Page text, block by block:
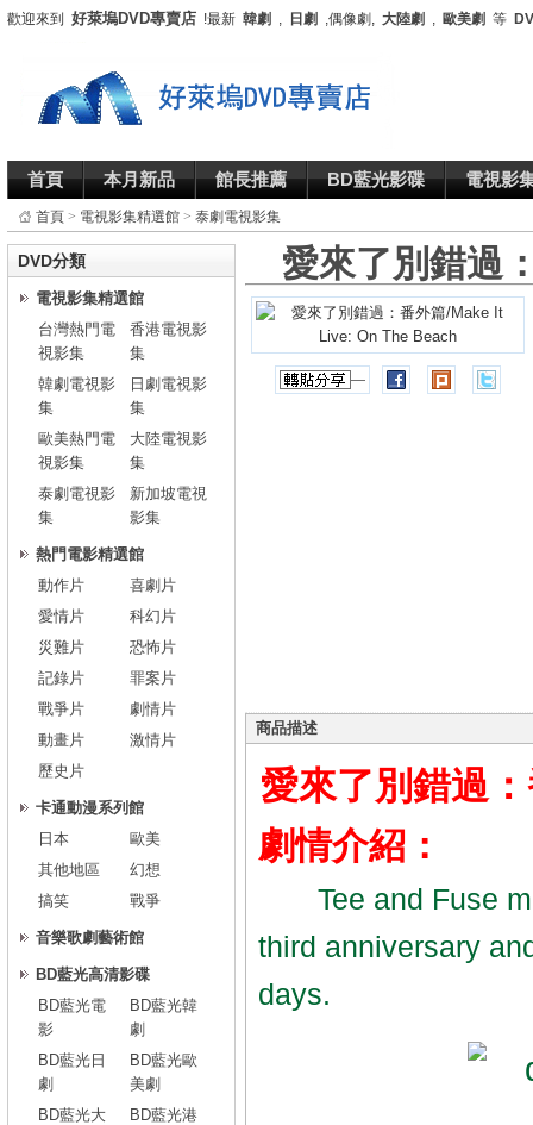
歡迎來到 好萊塢DVD專賣店 !最新 韓劇 , 日劇 ,偶像劇, 大陸劇 , 歐美劇 等
首頁 本月新品 館長推薦 BD藍光影碟 電視影
首頁 > 電視影集精選館 > 泰劇電視影集
愛來了別錯過
商品描述
愛來了別錯過
劇情介紹：
Tee and Fuse
third anniversary
days.
DVD分類
電視影集精選館
台灣熱門電
視影集
香港電視影
集
韓劇電視影
集
日劇電視影
集
歐美熱門電
視影集
大陸電視影
集
泰劇電視影
集
新加坡電視
影集
熱門電影精選館
動作片
喜劇片
愛情片
科幻片
災難片
恐怖片
記錄片
罪案片
戰爭片
劇情片
動畫片
激情片
歷史片
卡通動漫系列館
日本
歐美
其他地區
幻想
搞笑
戰爭
音樂歌劇藝術館
BD藍光高清影碟
BD藍光電
影
BD藍光韓
劇
BD藍光日
劇
BD藍光歐
美劇
BD藍光大
BD藍光港